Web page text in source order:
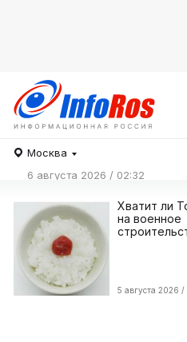
Москва
6 августа 2026 / 02:32
Хватит ли
на военное
5 августа 2026 /